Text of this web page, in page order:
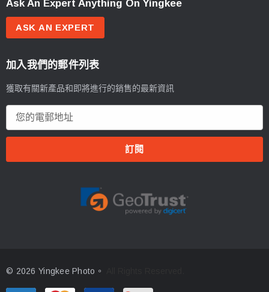
Ask An Expert Anything On Yingkee
ASK AN EXPERT
加入我們的郵件列表
獲取有關新產品和即將進行的銷售的最新資訊
郵
© 2026 Yingkee Photo。